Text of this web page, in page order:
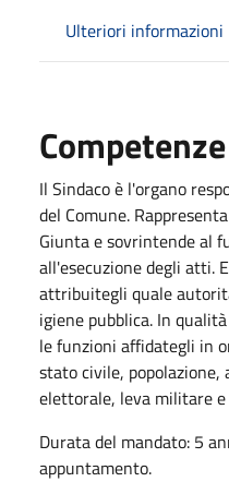
Ulteriori informazioni
Competenze
Il Sindaco è l'organo
del Comune.
Giunta e sovrintende al
all'esecuzione degli atti.
attribuitegli quale
igiene pubblica. In
le funzioni affidategli in
stato civile,
elettorale, leva militare
Durata del mandato: 5
appuntamento.